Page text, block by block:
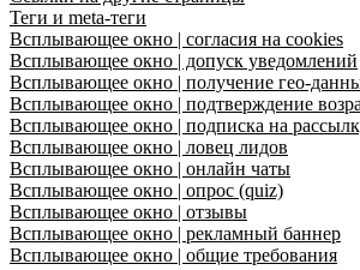
Теги и meta-теги
Всплывающее окно | согласия на cookies
Всплывающее окно | допуск уведомлений
Всплывающее окно | получение гео-
Всплывающее окно | подтверждение
Всплывающее окно | подписка на
Всплывающее окно | ловец лидов
Всплывающее окно | онлайн чаты
Всплывающее окно | опрос (quiz)
Всплывающее окно | отзывы
Всплывающее окно | рекламный баннер
Всплывающее окно | общие требования